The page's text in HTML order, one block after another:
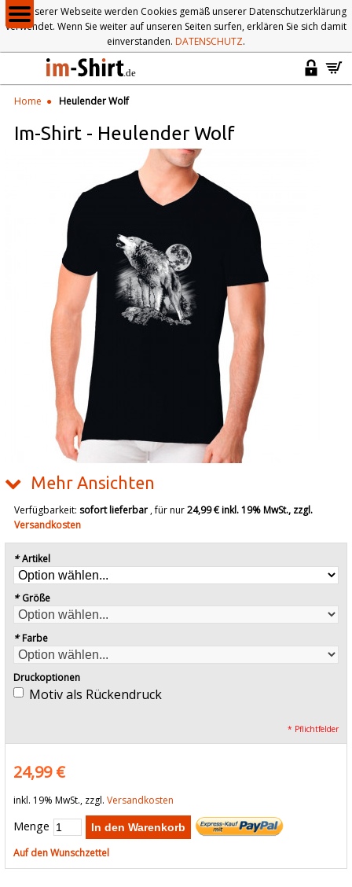
Auf unserer Webseite werden Cookies gemäß unserer Datenschutzerklärung
verwendet. Wenn Sie weiter auf unseren Seiten surfen, erklären Sie sich damit
einverstanden. DATENSCHUTZ.
Home Heulender Wolf
Im-Shirt - Heulender Wolf
Mehr Ansichten
Verfügbarkeit: sofort lieferbar, für nur24,99 €inkl. 19% MwSt., zzgl.
Versandkosten
* Artikel
* Größe
* Farbe
Druckoptionen
Motiv als Rückendruck
* Pflichtfelder
24,99 €
inkl. 19% MwSt., zzgl. Versandkosten
Menge In den Warenkorb
Auf den Wunschzettel